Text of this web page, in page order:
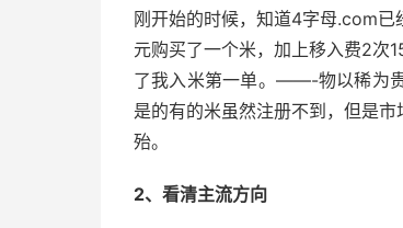
刚开始的时候，知道4字母.com
元购买了一个米，加上移入费2次
了我入米第一单。——-物以稀为贵
是的有的米虽然注册不到，但是
殆。
2、看清主流方向